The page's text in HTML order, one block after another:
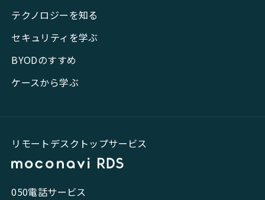
テクノロジーを知る
セキュリティを学ぶ
BYODのすすめ
ケースから学ぶ
リモートデスクトップサービス
050電話サービス